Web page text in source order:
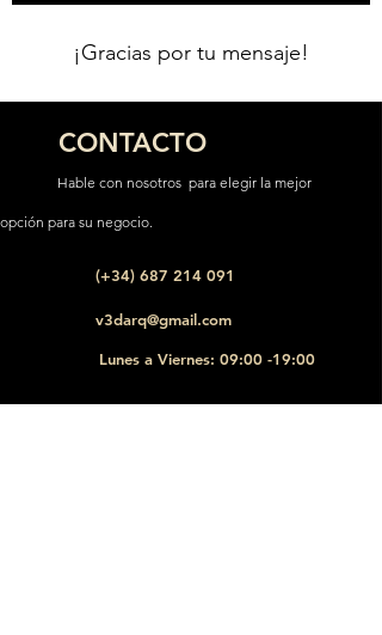
¡Gracias por tu mensaje!
CONTACTO
Hable con nosotros para elegir la mejor
opción para su negocio.
(+34) 687 214 091
v3darq@gmail.com
Lunes a Viernes: 09:00 -19:00